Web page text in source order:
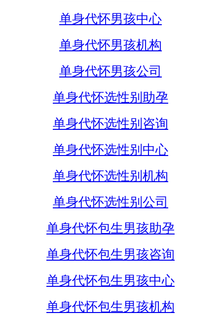
单身代怀男孩中心
单身代怀男孩机构
单身代怀男孩公司
单身代怀选性别助孕
单身代怀选性别咨询
单身代怀选性别中心
单身代怀选性别机构
单身代怀选性别公司
单身代怀包生男孩助孕
单身代怀包生男孩咨询
单身代怀包生男孩中心
单身代怀包生男孩机构